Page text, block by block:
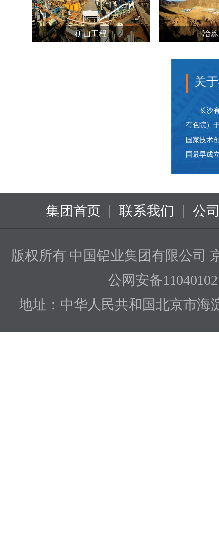
矿山工程 冶
关
长沙有
有色院）
国家技术
国最早成
集团首页 | 联系我们 | 公
版权所有 中国铝业集团有限公司
公网安备
地址：中华人民共和国北京市海